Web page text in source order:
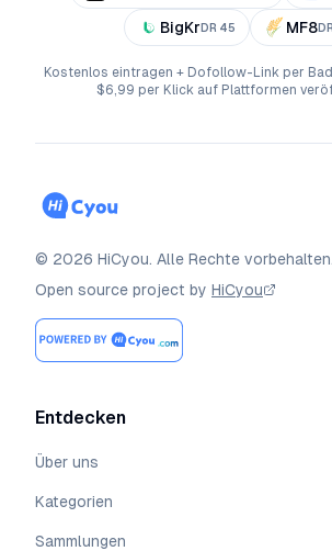
BigKr DR 45 MF8DR
Kostenlos eintragen + Dofollow-Link per
$6,99 per Klick auf Plattformen
© 2026 HiCyou. Alle Rechte vorbehalten.
Open source project by HiCyou
Entdecken
Über uns
Kategorien
Sammlungen